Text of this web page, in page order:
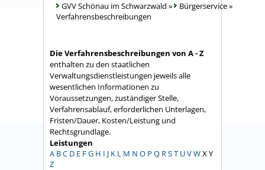
GVV Schönau im Schwarzwald » Bürgerservice»
Verfahrensbeschreibungen
Die Verfahrensbeschreibungen von A - Z
enthalten zu den staatlichen
Verwaltungsdienstleistungen jeweils alle
wesentlichen Informationen zu
Voraussetzungen, zuständiger Stelle,
Verfahrensablauf, erforderlichen Unterlagen,
Fristen/Dauer, Kosten/Leistung und
Rechtsgrundlage.
Leistungen
A BC D E FG H I J K L M N O P Q RST UVWX Y
Z